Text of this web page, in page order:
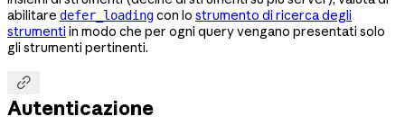
abilitare defer_loadingcon lo strumento di ricerca degli
strumenti in modo che per ogni query vengano presentati solo
gli strumenti pertinenti.

Autenticazione